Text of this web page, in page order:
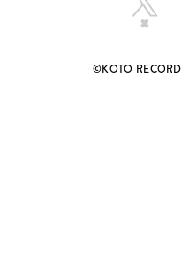
©KOTO